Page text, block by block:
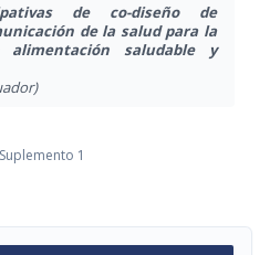
de co-diseño de
de la salud para la
saludable y
Suplemento 1